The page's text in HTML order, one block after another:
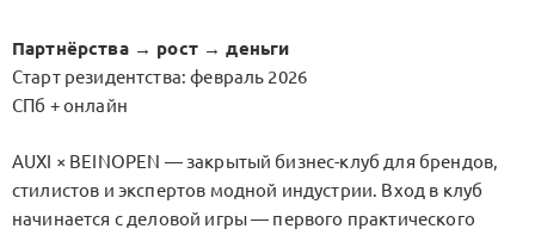
Партнёрства → рост → деньги
Старт резидентства: февраль 2026
СПб + онлайн
AUXI × BEINOPEN — закрытый бизнес-клуб для брендов,
стилистов и экспертов модной индустрии. Вход в клуб
начинается с деловой игры — первого практического